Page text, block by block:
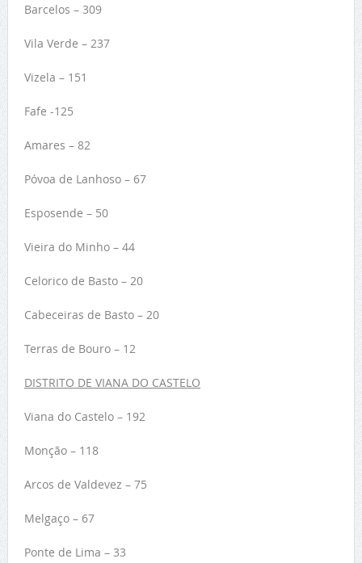
Barcelos – 309
Vila Verde – 237
Vizela – 151
Fafe -125
Amares – 82
Póvoa de Lanhoso – 67
Esposende – 50
Vieira do Minho – 44
Celorico de Basto – 20
Cabeceiras de Basto – 20
Terras de Bouro – 12
DISTRITO DE VIANA DO CASTELO
Viana do Castelo – 192
Monção – 118
Arcos de Valdevez – 75
Melgaço – 67
Ponte de Lima – 33